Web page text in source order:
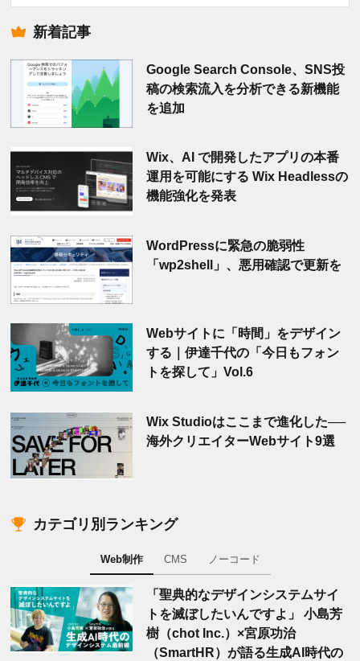
索
新着記事
Google Search Console、SNS投
稿の検索流入を分析できる新機能
を追加
Wix、AI で開発したアプリの本番
運用を可能にする Wix Headlessの
機能強化を発表
WordPressに緊急の脆弱性
「wp2shell」、悪用確認で更新を
Webサイトに「時間」をデザイン
する｜伊達千代の「今日もフォン
トを探して」Vol.6
Wix Studioはここまで進化した──
海外クリエイターWebサイト9選
カテゴリ別ランキング
Web制作 CMS ノーコード
「聖典的なデザインシステムサイ
トを滅ぼしたいんですよ」 小島芳
樹（chot Inc.）×宮原功治
（SmartHR）が語る生成AI時代の